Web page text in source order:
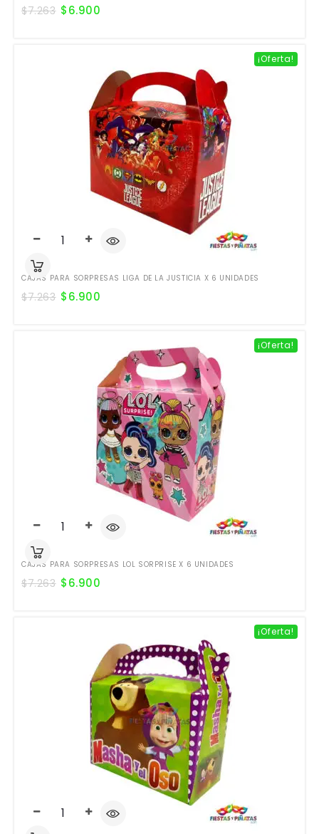
$7.263 $6.900
¡Oferta!
CAJAS PARA SORPRESAS LIGA DE LA JUSTICIA X 6 UNIDADES
$7.263 $6.900
¡Oferta!
CAJAS PARA SORPRESAS LOL SORPRISE X 6 UNIDADES
$7.263 $6.900
¡Oferta!